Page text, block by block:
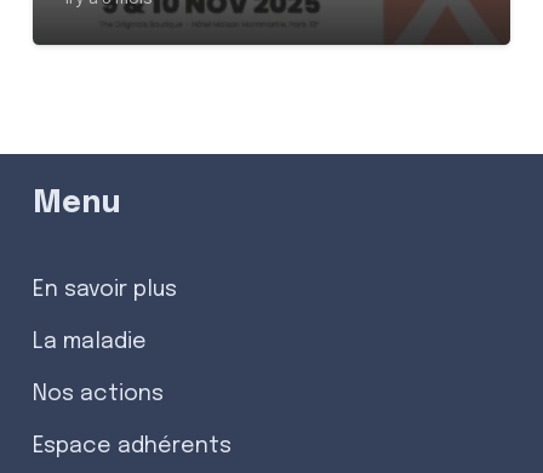
Menu
En savoir plus
La maladie
Nos actions
Espace adhérents